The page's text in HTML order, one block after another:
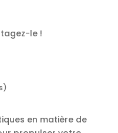
le !
en matière de